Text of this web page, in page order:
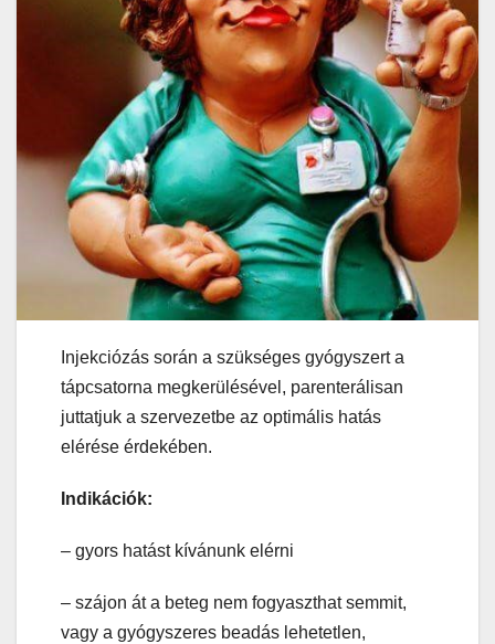
Injekciózás során a szükséges gyógyszert a
tápcsatorna megkerülésével, parenterálisan
juttatjuk a szervezetbe az optimális hatás
elérése érdekében.
Indikációk:
– gyors hatást kívánunk elérni
– szájon át a beteg nem fogyaszthat semmit,
vagy a gyógyszeres beadás lehetetlen,